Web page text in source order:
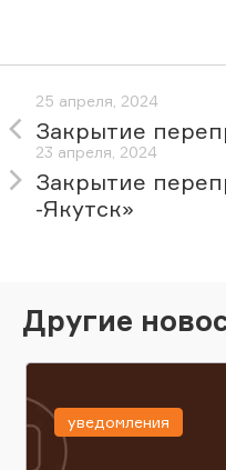
25 апреля, 2024
Закрытие
23 апреля, 2024
Закрытие
-Якутск»
Другие
уведомления